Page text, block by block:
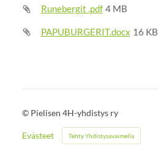
Runebergit .pdf 4 MB
PAPUBURGERIT.docx 16 KB
© Pielisen 4H-yhdistys ry
Evästeet Tehty Yhdistysavaimella